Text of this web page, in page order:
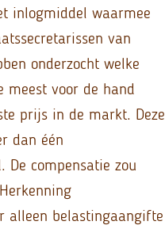
inlogmiddel waarmee
van
onderzocht welke
meest voor de hand
prijs in de markt. Deze
dan één
De compensatie zou
alleen belastingaangifte